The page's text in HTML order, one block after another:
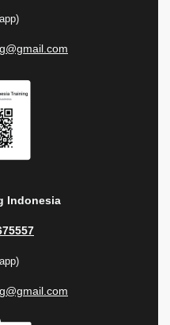
Indonesia